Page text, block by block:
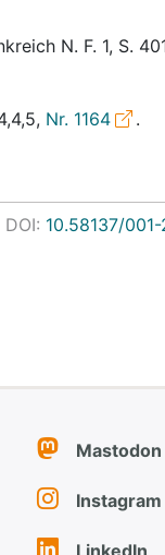
N. F. 1, S.
Nr. 1164 .
DOI: 10.58137/
Mastodon
Instagram
LinkedIn